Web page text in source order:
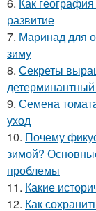
развитие
7. Маринад для
зиму
8. Секреты
9. Семена
уход
10. Почему
зимой?
проблемы
11. Какие
12. Как